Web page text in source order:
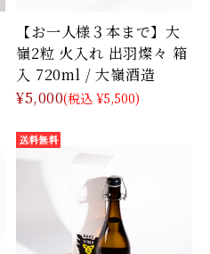
【お一人様３本まで】大
嶺2粒 火入れ 出羽燦々 箱
入 720ml / 大嶺酒造
¥5,000(税込 ¥5,500)